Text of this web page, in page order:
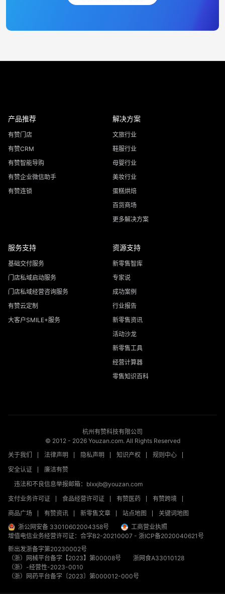
产品推荐
有赞门店
有赞CRM
有赞智能导购
有赞企业微信助手
有赞连锁
解决方案
文旅行业
鞋服行业
母婴行业
美妆行业
蛋糕烘焙
百货商场
更多解决方案
服务支持
基础交付服务
门店私域启动服务
门店私域经营咨询服务
有赞云定制
大客户SMILE+服务
资源支持
新零售智库
专家说
成功案例
行业报告
新零售资讯
活动沙龙
新零售工具
经营计算器
零售知识百科
杭州有赞科技有限公司
© 2012 - 2026Youzan.com. All Rights Reserved
关于我们
法律声明 隐私声明 知识产权
规则中心
安全认证
廉洁有赞
违法和不良信息举报邮箱：blxxjb@youzan.com
支付业务许可证
食品经营许可证 有赞医药
有赞跨境
商品广场
有赞资讯 新零售文章 站点地图
关键词地图
浙公网安备 33010602004358号
工商营业执照
增值电信业务经营许可证：合字B2-20210007 - 浙ICP备2020040621号
新出发浙备字第20230002号
（浙）网械平台备字【2023】第00008号
浙网食A33010128
（浙）-经营性-2023-0010
（浙）网药平台备字〔2023〕第000012-000号